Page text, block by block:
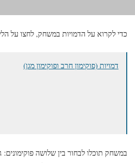
כדי לקרוא על הדמויות במשחק, לחצו על
דמויות (פוקימון חרב ופוקימון מגן)